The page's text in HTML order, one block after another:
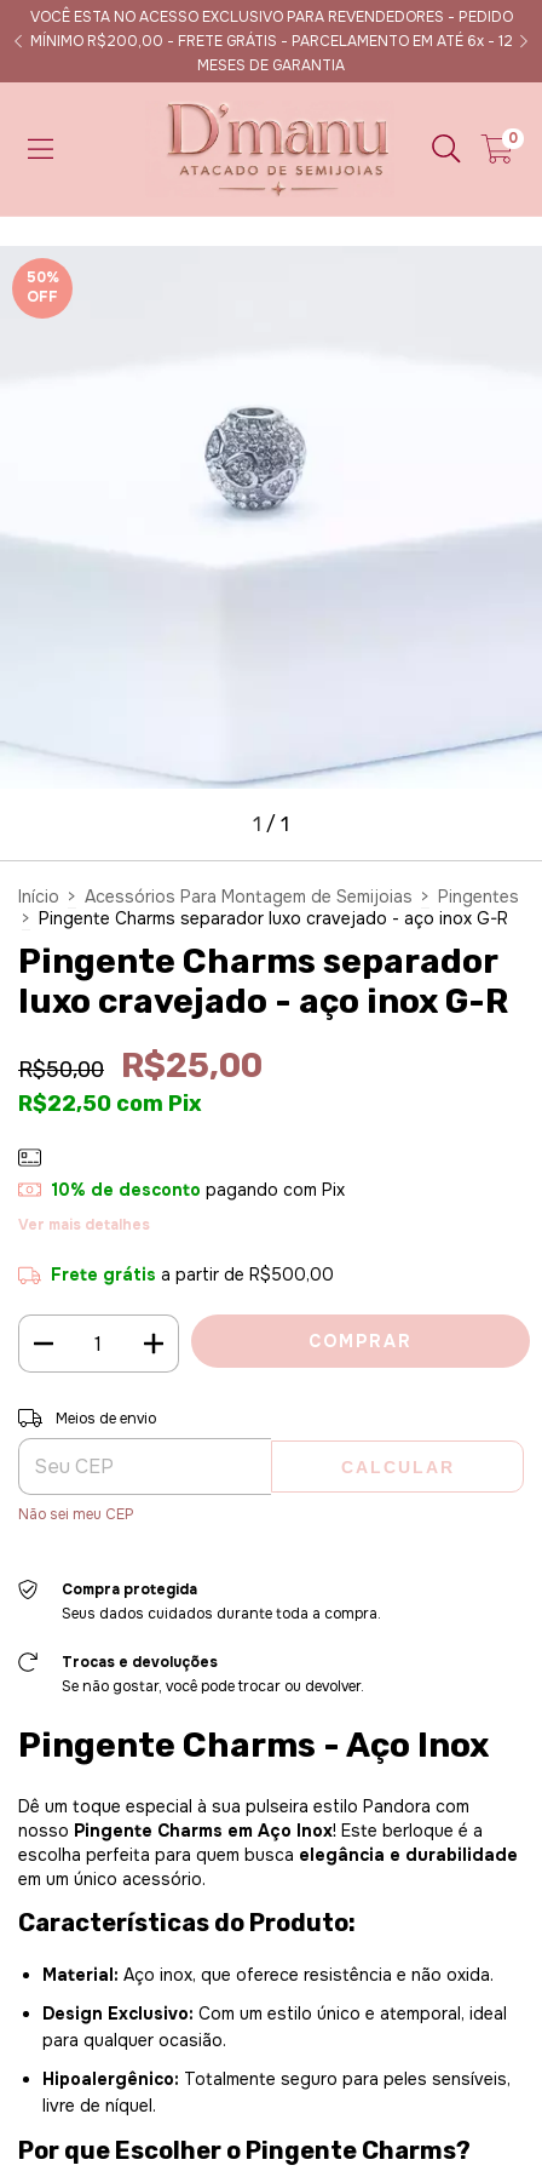
VOCÊ ESTA NO ACESSO EXCLUSIVO PARA REVENDEDORES - PEDIDO
MÍNIMO R$200,00 - FRETE GRÁTIS - PARCELAMENTO EM ATÉ 6x - 12
MESES DE GARANTIA
0
50%
OFF
1 / 1
Início > Acessórios Para Montagem de Semijoias > Pingentes
> Pingente Charms separador luxo cravejado - aço inox G-R
Pingente Charms separador
luxo cravejado - aço inox G-R
R$50,00 R$25,00
R$22,50 com Pix
10% de desconto pagando com Pix
Ver mais detalhes
Frete grátis a partir de R$500,00
Entregas para o CEP:
Meios de envio
CALCULAR
Não sei meu CEP
Compra protegida
Seus dados cuidados durante toda a compra.
Trocas e devoluções
Se não gostar, você pode trocar ou devolver.
Pingente Charms - Aço Inox
Dê um toque especial à sua pulseira estilo Pandora com
nosso Pingente Charms em Aço Inox! Este berloque é a
escolha perfeita para quem busca elegância e durabilidade
em um único acessório.
Características do Produto:
Material: Aço inox, que oferece resistência e não oxida.
Design Exclusivo: Com um estilo único e atemporal, ideal
para qualquer ocasião.
Hipoalergênico: Totalmente seguro para peles sensíveis,
livre de níquel.
Por que Escolher o Pingente Charms?